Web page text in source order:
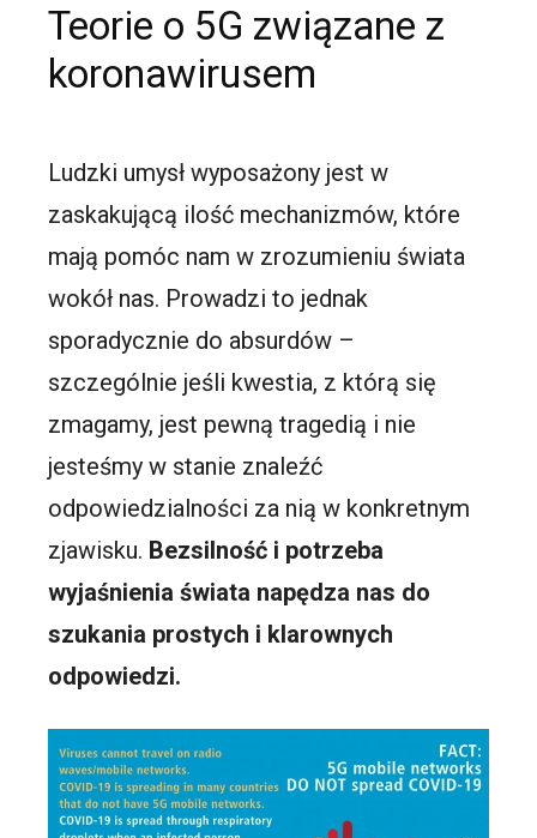
Teorie o 5G związane z
koronawirusem
Ludzki umysł wyposażony jest w
zaskakującą ilość mechanizmów, które
mają pomóc nam w zrozumieniu świata
wokół nas. Prowadzi to jednak
sporadycznie do absurdów –
szczególnie jeśli kwestia, z którą się
zmagamy, jest pewną tragedią i nie
jesteśmy w stanie znaleźć
odpowiedzialności za nią w konkretnym
zjawisku. Bezsilność i potrzeba
wyjaśnienia świata napędza nas do
szukania prostych i klarownych
odpowiedzi.